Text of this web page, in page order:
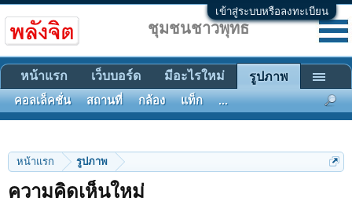
เข้าสู่ระบบหรือลงทะเบียน
หน้าแรก รูปภาพ
ความคิดเห็นใหม่
2 3 4 5 6 →
ชุมชนชาวพุทธ
หน้าแรก เว็บบอร์ด มีอะไรใหม่ รูปภาพ
คอลเล็คชั่น สถานที่ กล้อง แท็ก ...